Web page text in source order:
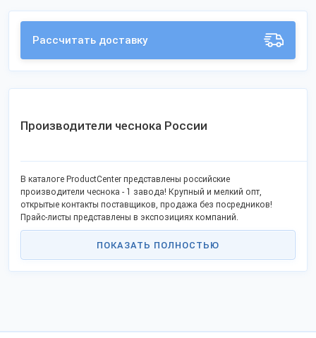
Рассчитать доставку
Производители чеснока России
В каталоге ProductCenter представлены российские
производители чеснока - 1 завода! Крупный и мелкий опт,
открытые контакты поставщиков, продажа без посредников!
Прайс-листы представлены в экспозициях компаний.
ПОКАЗАТЬ ПОЛНОСТЬЮ